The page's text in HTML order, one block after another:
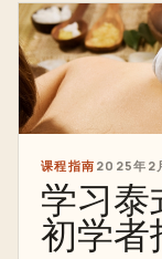
课程指南 2025年2
学习泰
初学者